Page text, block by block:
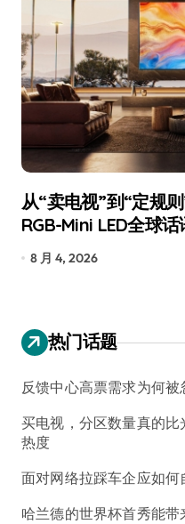
追觅、石头科技注意
已被美国认定为“战略
7 月 30, 2026
热门话题
反馈中心高票需求为何被
买电视，分区数量真的比
热度
面对网络拉踩车企应如何
哈兰德的世界杯首秀能带